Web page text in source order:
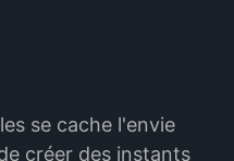
se cache l'envie
créer des instants